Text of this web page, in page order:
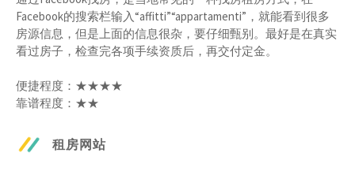
Facebook的搜索栏输入“af­fit­ti”“ap­par­ta­men­ti”，就能看到很多
房源信息，但是上面的信息很杂，要仔细甄别。最好是在真实
看过房子，检查完各项手续资质后，再交付定金。
便捷程度：★★★★
靠谱程度：★★
租房网站